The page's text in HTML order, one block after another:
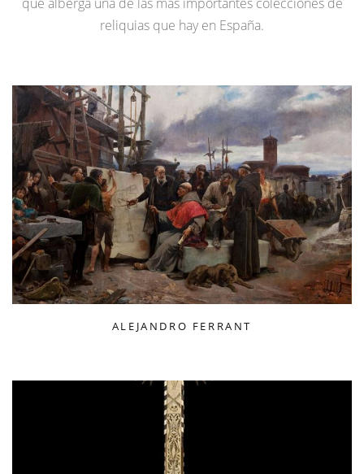
reliquias que hay en España.
ALEJANDRO FERRANT